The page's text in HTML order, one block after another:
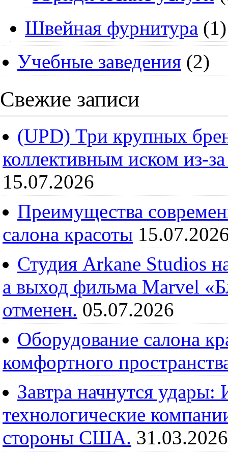
Швейная фурнитура (1)
Учебные заведения (2)
Свежие записи
(UPD) Три крупных
коллективным иском из-
15.07.2026
Преимущества
салона красоты
Студия Arkane Studios
а выход фильма Marvel
отменен. 05.07.2026
Оборудование салона
комфортного
Завтра начнутся
технологические
стороны США. 31.03.2026